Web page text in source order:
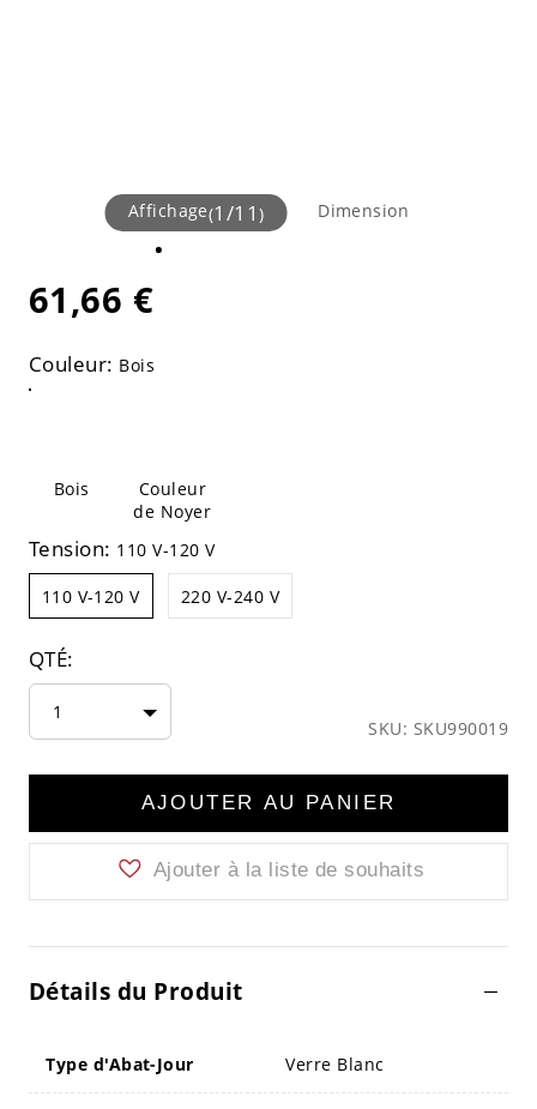
Affichage(1 /11) Dimension
61,66 €
Couleur: Bois
Bois
Couleur
de Noyer
Tension: 110 V-120 V
110 V-120 V 220 V-240 V
QTÉ:
1
SKU: SKU990019
AJOUTER AU PANIER
Ajouter à la liste de souhaits
Détails du Produit
Type d'Abat-Jour Verre Blanc